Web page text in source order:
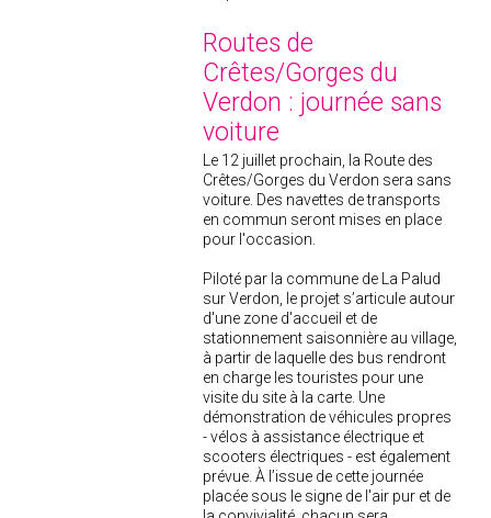
Routes de
Crêtes/Gorges du
Verdon : journée sans
voiture
Le 12 juillet prochain, la Route des
Crêtes/Gorges du Verdon sera sans
voiture. Des navettes de transports
en commun seront mises en place
pour l'occasion.
Piloté par la commune de La Palud
sur Verdon, le projet s’articule autour
d'une zone d'accueil et de
stationnement saisonnière au village,
à partir de laquelle des bus rendront
en charge les touristes pour une
visite du site à la carte. Une
démonstration de véhicules propres
- vélos à assistance électrique et
scooters électriques - est également
prévue. À l’issue de cette journée
placée sous le signe de l'air pur et de